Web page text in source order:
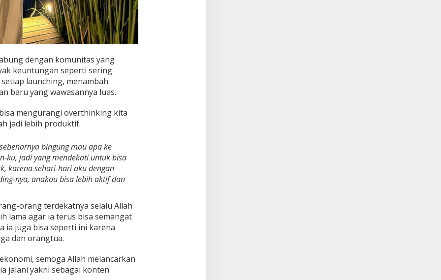
dengan komunitas yang
keuntungan seperti sering
launching, menambah
baru yang wawasannya luas.
mengurangi overthinking kita
jadi lebih produktif.
bingung mau apa ke
ku, jadi yang mendekati untuk bisa
karena sehari-hari aku dengan
nya, anakou bisa lebih aktif dan
orang terdekatnya selalu Allah
lama agar ia terus bisa semangat
ia juga bisa seperti ini karena
dan orangtua.
semoga Allah melancarkan
jalani yakni sebagai konten